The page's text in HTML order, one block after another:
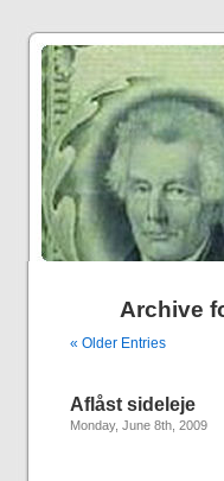
Archive
« Older Entries
Aflåst sideleje
Monday, June 8th, 2009